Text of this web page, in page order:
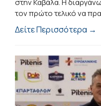
τον πρώτο τελικό να
Δείτε Περισσότερα →